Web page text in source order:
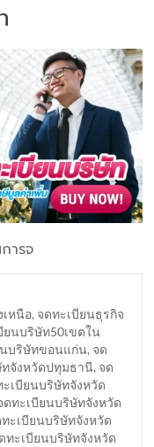
ารจ
เหนือ, จดทะเบียนธุรกิจ
ยนบริษัท50เขตใน
บริษัทขอนแก่น, จด
จังหวัดปทุมธานี, จด
ะเบียนบริษัทจังหวัด
ดทะเบียนบริษัทจังหวัด
ะเบียนบริษัทจังหวัด
ทะเบียนบริษัทจังหวัด